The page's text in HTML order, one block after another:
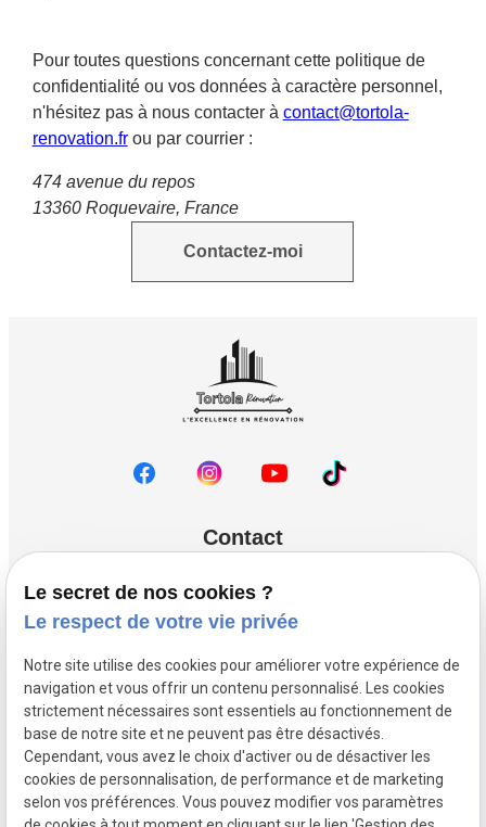
Pour toutes questions concernant cette politique de
confidentialité ou vos données à caractère personnel,
n'hésitez pas à nous contacter à contact@tortola-
renovation.frou par courrier :
474 avenue du repos
13360 Roquevaire, France
Contactez-moi
Contact
Lundi - Samedi : 08h00 - 18h00
Mentions légales
Politique de confidentialité
Le secret de nos cookies ?
Le respect de votre vie privée
Notre site utilise des cookies pour améliorer votre expérience de
navigation et vous offrir un contenu personnalisé. Les cookies
strictement nécessaires sont essentiels au fonctionnement de
base de notre site et ne peuvent pas être désactivés.
Cependant, vous avez le choix d'activer ou de désactiver les
cookies de personnalisation, de performance et de marketing
selon vos préférences. Vous pouvez modifier vos paramètres